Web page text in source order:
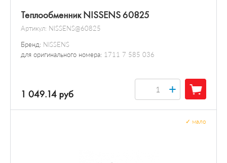
Теплообменник NISSENS 60825
Артикул: NISSENS@60825
Бренд: NISSENS
для оригинального номера: 1711 7 585 036
1 049.14 руб +
мало